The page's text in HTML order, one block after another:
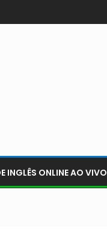
INGLÊS ONLINE AO VIVO